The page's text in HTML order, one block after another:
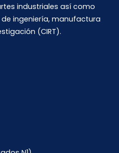
industriales así como
ingeniería, manufactura
(CIRT).